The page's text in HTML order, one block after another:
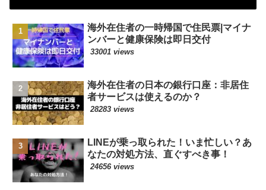
海外在住者の一時帰国で住民票|マイナ
ンバーと健康保険は即日交付
33001 views
海外在住者の日本の銀行口座：非居住
者サービスは使えるのか？
28283 views
LINEが乗っ取られた！いま忙しい？あ
なたの対処方法、直ぐすべき事！
24656 views